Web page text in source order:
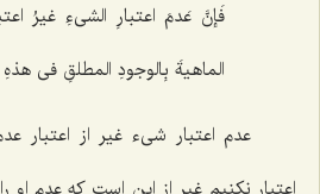
فَإنَّ عَدمَ اعتبارِ الشی‌ءِ غیرُ
الماهیةَ بِالوجودِ المطلقِ فی
عدم اعتبار شیء غیر از اعتبار